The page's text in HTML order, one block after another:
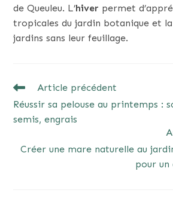
de Queuleu. L’hiver permet
tropicales du jardin botanique et
jardins sans leur feuillage.
READ
ARTICLES
Article précédent
Réussir sa pelouse au printemps :
semis, engrais
Créer une mare naturelle au
pour un